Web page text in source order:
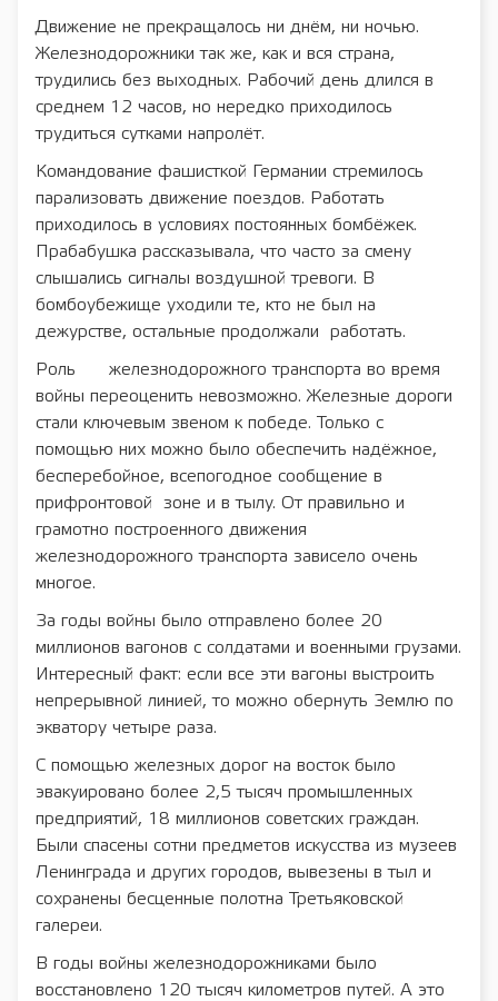
Движение не прекращалось ни днём, ни ночью.
Железнодорожники так же, как и вся страна,
трудились без выходных. Рабочий день длился в
среднем 12 часов, но нередко приходилось
трудиться сутками напролёт.
Командование фашисткой Германии стремилось
парализовать движение поездов. Работать
приходилось в условиях постоянных бомбёжек.
Прабабушка рассказывала, что часто за смену
слышались сигналы воздушной тревоги. В
бомбоубежище уходили те, кто не был на
дежурстве, остальные продолжали работать.
Роль железнодорожного транспорта во время
войны переоценить невозможно. Железные дороги
стали ключевым звеном к победе. Только с
помощью них можно было обеспечить надёжное,
бесперебойное, всепогодное сообщение в
прифронтовой зоне и в тылу. От правильно и
грамотно построенного движения
железнодорожного транспорта зависело очень
многое.
За годы войны было отправлено более 20
миллионов вагонов с солдатами и военными грузами.
Интересный факт: если все эти вагоны выстроить
непрерывной линией, то можно обернуть Землю по
экватору четыре раза.
С помощью железных дорог на восток было
эвакуировано более 2,5 тысяч промышленных
предприятий, 18 миллионов советских граждан.
Были спасены сотни предметов искусства из музеев
Ленинграда и других городов, вывезены в тыл и
сохранены бесценные полотна Третьяковской
галереи.
В годы войны железнодорожниками было
восстановлено 120 тысяч километров путей. А это